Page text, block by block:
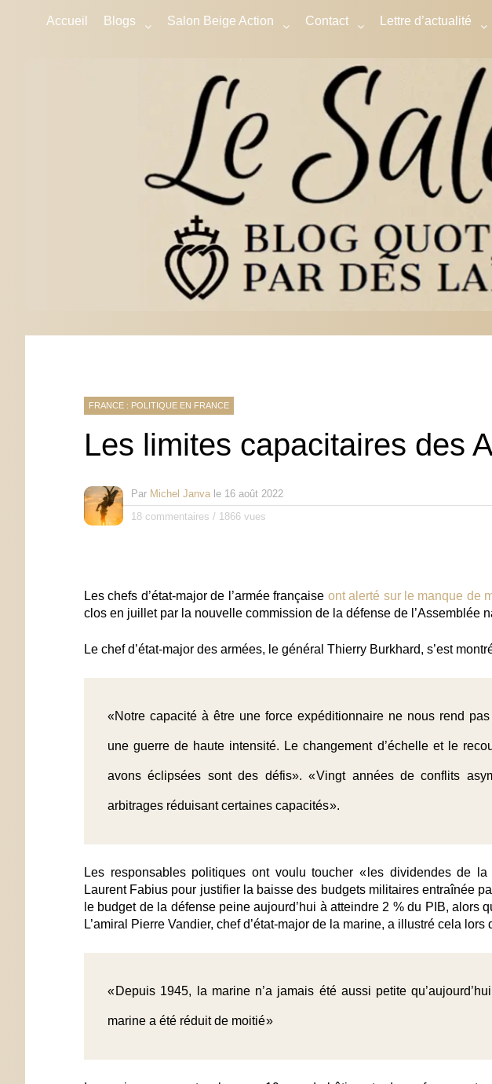
Accueil Blogs Salon Beige Action Contact Lettre d’actualité
FRANCE : POLITIQUE EN FRANCE
Les limites capacitaires des
Par Michel Janva le 16 août 2022
18 commentaires / 1866 vues
Les chefs d’état-major de l’armée française ont alerté sur le manque de
clos en juillet par la nouvelle commission de la défense de l’Assemblée
Le chef d’état-major des armées, le général Thierry Burkhard, s’est
«Notre capacité à être une force expéditionnaire ne nous rend
une guerre de haute intensité. Le changement d’échelle et le
avons éclipsées sont des défis». « Vingt années de conflits
arbitrages réduisant certaines capacités ».
Les responsables politiques ont voulu toucher « les dividendes de
Laurent Fabius pour justifier la baisse des budgets militaires entraînée
le budget de la défense peine aujourd’hui à atteindre 2 % du PIB, alors
L’amiral Pierre Vandier, chef d’état-major de la marine, a illustré cela
« Depuis 1945, la marine n’a jamais été aussi petite
marine a été réduit de moitié »